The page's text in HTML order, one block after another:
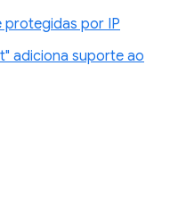
protegidas por IP
adiciona suporte ao